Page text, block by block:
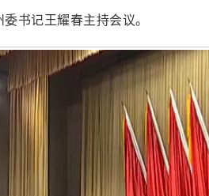
书记王耀春主持会议。